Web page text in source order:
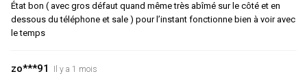
État bon ( avec gros défaut quand même très abîmé sur le côté et en
dessous du téléphone et sale ) pour l’instant fonctionne bien à voir avec
le temps
zo***91
Il y a 1 mois